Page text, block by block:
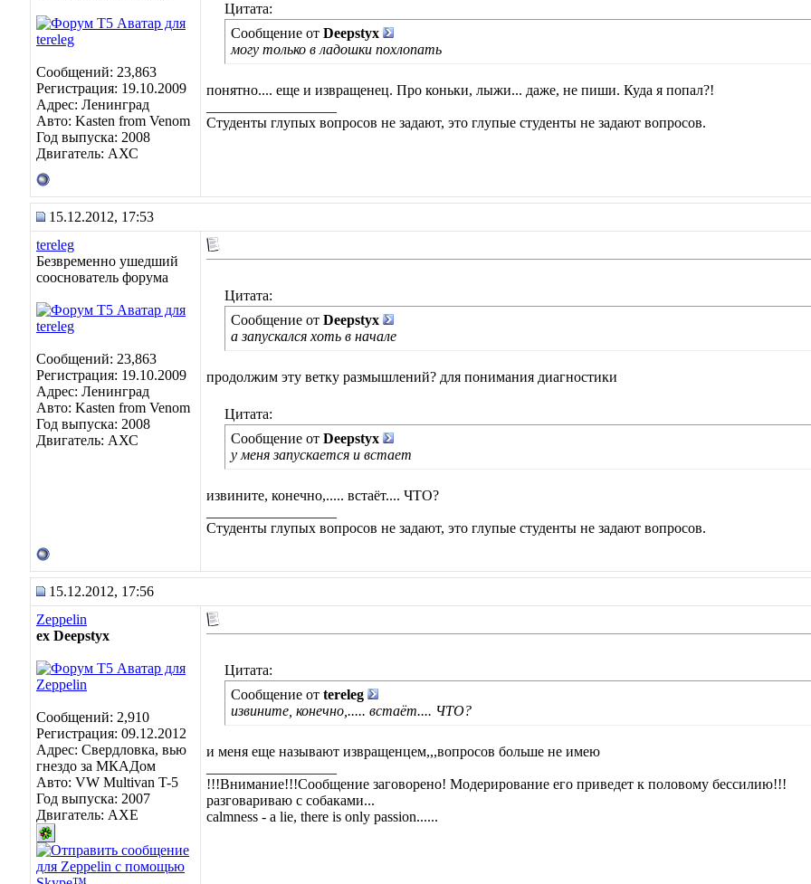
Сообщений: 23,863
Регистрация: 19.10.2009
Адрес: Ленинград
Авто: Kasten from Venom
Год выпуска: 2008
Двигатель: АХС
Цитата:
Сообщение от Deepstyx
могу только в ладошки похлопать
понятно.... еще и извращенец. Про коньки, лыжи... даже, не пиши. Куда я попал?!
Студенты глупых вопросов не задают, это глупые студенты не задают вопросов.
15.12.2012, 17:53
tereleg
Безвременно ушедший
сооснователь форума
Сообщений: 23,863
Регистрация: 19.10.2009
Адрес: Ленинград
Авто: Kasten from Venom
Год выпуска: 2008
Двигатель: АХС
Цитата:
Сообщение от Deepstyx
а запускался хоть в начале
продолжим эту ветку размышлений? для понимания диагностики
Цитата:
Сообщение от Deepstyx
у меня запускается и встает
извините, конечно,..... встаёт.... ЧТО?
Студенты глупых вопросов не задают, это глупые студенты не задают вопросов.
15.12.2012, 17:56
Zeppelin
ex Deepstyx
Сообщений: 2,910
Регистрация: 09.12.2012
Адрес: Свердловка, вью
гнездо за МКАДом
Авто: VW Multivan T-5
Год выпуска: 2007
Двигатель: AXE
Цитата:
Сообщение от tereleg
извините, конечно,..... встаёт.... ЧТО?
и меня еще называют извращенцем,,,вопросов больше не имею
!!!Внимание!!!Сообщение заговорено! Модерирование его приведет к половому бессилию!!!
разговариваю с собаками...
calmness - a lie, there is only passion......